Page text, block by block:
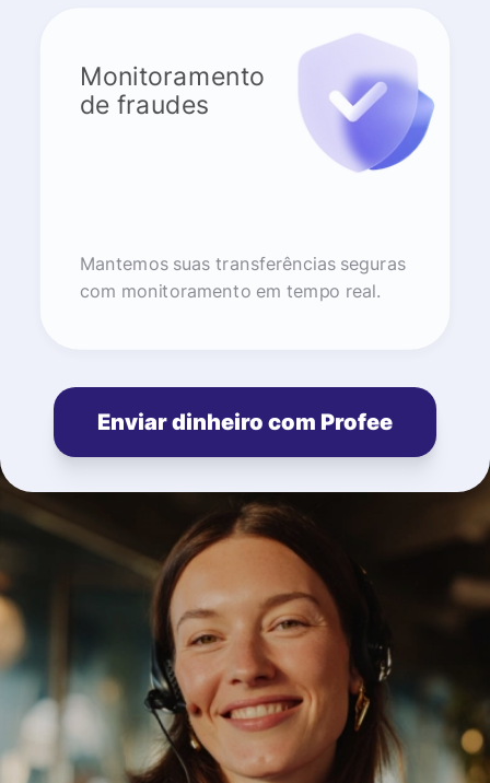
Monitoramento
de fraudes
Mantemos suas transferências seguras
com monitoramento em tempo real.
Enviar dinheiro com Profee